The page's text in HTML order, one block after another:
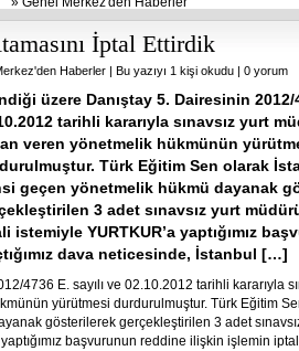
İptal Ettirdik
Haberler | Bu yazıyı 1 kişi okudu | 0 yorum
üzere Danıştay 5. Dairesinin 2012/
tarihli kararıyla sınavsız yurt
veren yönetmelik hükmünün
Türk Eğitim Sen olarak
geçen yönetmelik hükmü dayanak
3 adet sınavsız yurt
istemiyle YURTKUR’a yaptığımız
dava neticesinde, İstanbul […]
4736 E. sayılı ve 02.10.2012 tarihli kararıyla
yürütmesi durdurulmuştur. Türk Eğitim
gösterilerek gerçekleştirilen 3 adet
başvurunun reddine ilişkin işlemin